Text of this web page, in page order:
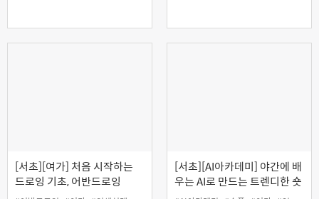
[서초][여가] 처음 시작하는
드로잉 기초, 어반드로잉
[서초][AI아카데미] 야간에 배
우는 AI로 만드는 트렌디한 숏
폼 콘텐츠 제작